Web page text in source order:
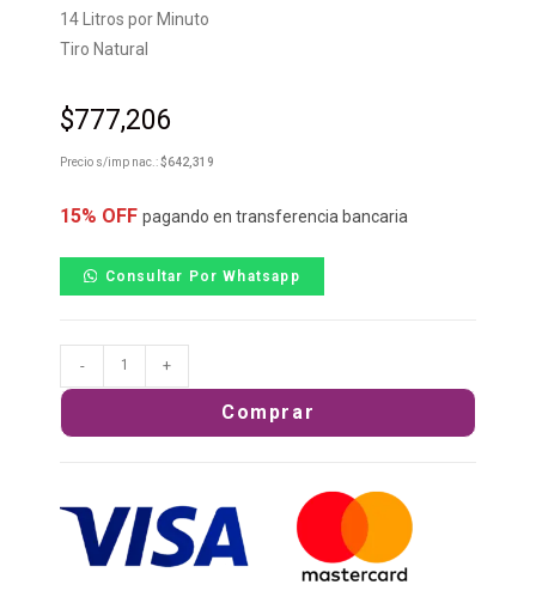
14 Litros por Minuto
Tiro Natural
$777,206
Precio s/imp nac.:$642,319
15% OFF pagando en transferencia bancaria
Consultar Por Whatsapp
- +
Comprar